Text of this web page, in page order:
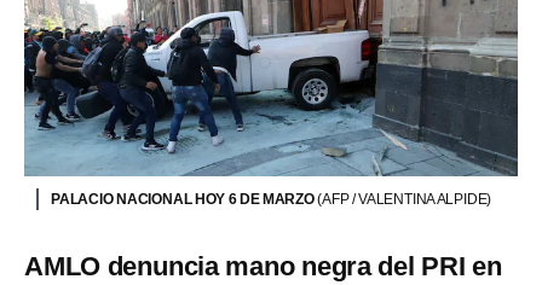
PALACIO NACIONAL HOY 6 DE MARZO(AFP / VALENTINA ALPIDE)
AMLO denuncia mano negra del PRI en